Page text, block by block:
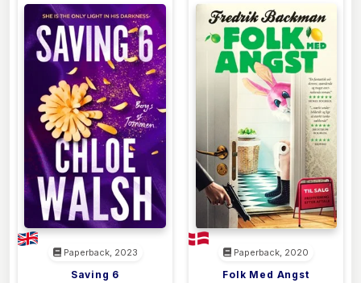
Paperback, 2023
Saving 6
Paperback, 2020
Folk Med Angst